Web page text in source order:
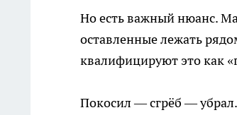
Но есть важный нюанс.
оставленные лежать
квалифицируют это как
Покосил — сгрёб — убрал.